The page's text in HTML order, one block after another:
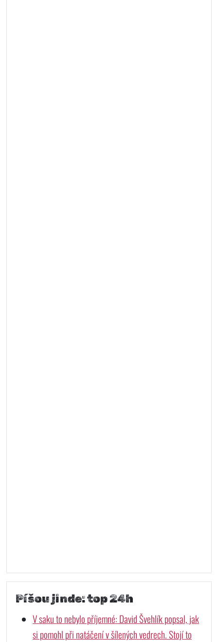
Píšou jinde: top 24h
V saku to nebylo příjemné: David Švehlík popsal, jak
si pomohl při natáčení v šílených vedrech. Stojí to